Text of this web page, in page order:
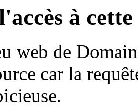
à
web de
car la